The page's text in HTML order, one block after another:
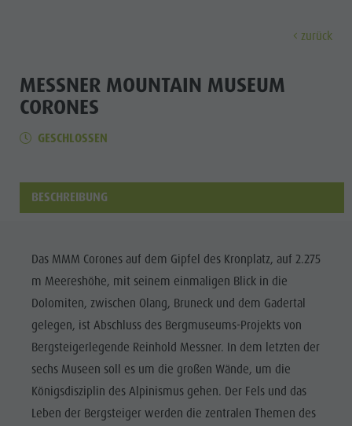
MUSEEN
SEHENSWÜRDIGKEITEN
ORTE &
UMGEBUNG
Alle Events
Familie &
Kinder
Info A-Z
Museen
Sehenswürdigkeiten
Tradition & Handwerk
Alle Events
Wellness
Familie & Kinder
Info A-Z
Wochenprogramm
Wandern
Biken
Klettern
Paragleiten
Ballonfahren
Rafting & Canyoning
Reiten
Tennis
Schwimmen
Urlaub buchen
Angebote
Kronplatz Guest Pass
Webcams
Wetter
Kontakt
Newsletter
Katalogservice
Ortstaxe
Urlaub mit Hund
Bruneck Stadt
Shopping
Gastronomie
Must-sees
Trainingslager
zurück
MESSNER MOUNTAIN MUSEUM
CORONES
GESCHLOSSEN
BESCHREIBUNG
Das MMM Corones auf dem Gipfel des Kronplatz, auf 2.275
m Meereshöhe, mit seinem einmaligen Blick in die
Dolomiten, zwischen Olang, Bruneck und dem Gadertal
gelegen, ist Abschluss des Bergmuseums-Projekts von
Bergsteigerlegende Reinhold Messner. In dem letzten der
sechs Museen soll es um die großen Wände, um die
Königsdisziplin des Alpinismus gehen. Der Fels und das
Leben der Bergsteiger werden die zentralen Themen des